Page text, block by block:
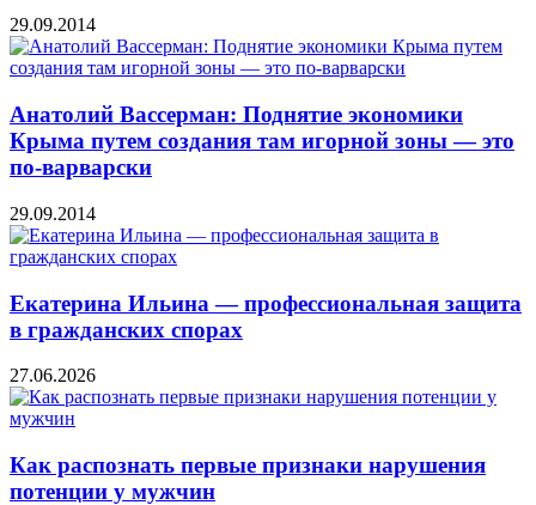
29.09.2014
Анатолий Вассерман: Поднятие экономики
Крыма путем создания там игорной зоны — это
по-варварски
29.09.2014
Екатерина Ильина — профессиональная защита
в гражданских спорах
27.06.2026
Как распознать первые признаки нарушения
потенции у мужчин